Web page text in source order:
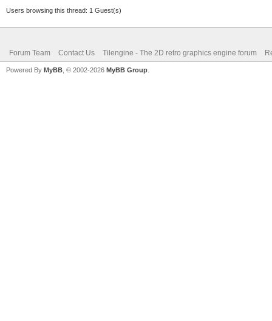
Users browsing this thread: 1 Guest(s)
Forum Team Contact Us Tilengine - The 2D retro graphics engine forum
Powered By MyBB , © 2002-2026 MyBB Group